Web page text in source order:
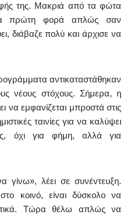
της. Μακριά από τα φώτα
πρώτη φορά απλώς σαν
διάβαζε πολύ και άρχισε να
αντικαταστάθηκαν
νέους στόχους. Σήμερα, η
να εμφανίζεται μπροστά στις
ταινίες για να καλύψει
όχι για φήμη, αλλά για
λέει σε συνέντευξη.
κοινό, είναι δύσκολο να
Τώρα θέλω απλώς να